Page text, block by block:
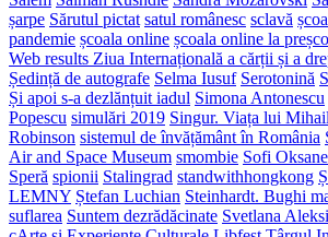
șarpe Sărutul pictat satul românesc sclavă
pandemie școala online școala online la
Web results Ziua Internațională a cărții și a
Ședință de autografe Selma Iusuf Serotonină
Și apoi s-a dezlănțuit iadul Simona Antonescu
Popescu simulări 2019 Singur. Viața lui
Robinson sistemul de învățământ în România
Air and Space Museum smombie Sofi
Speră spionii Stalingrad standwithhongkong
LEMNY Ștefan Luchian Steinhardt. Bughi
suflarea Suntem dezrădăcinate Svetlana